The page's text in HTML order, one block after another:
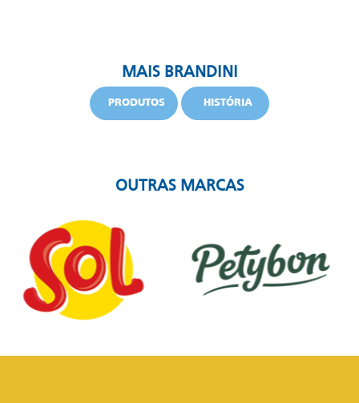
MAIS BRANDINI
PRODUTOS HISTÓRIA
OUTRAS MARCAS